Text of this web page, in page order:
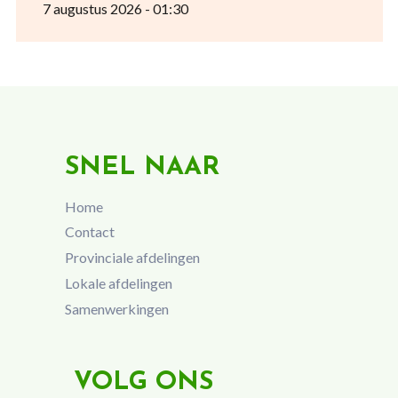
7 augustus 2026 - 01:30
SNEL NAAR
Home
Contact
Provinciale afdelingen
Lokale afdelingen
Samenwerkingen
VOLG ONS